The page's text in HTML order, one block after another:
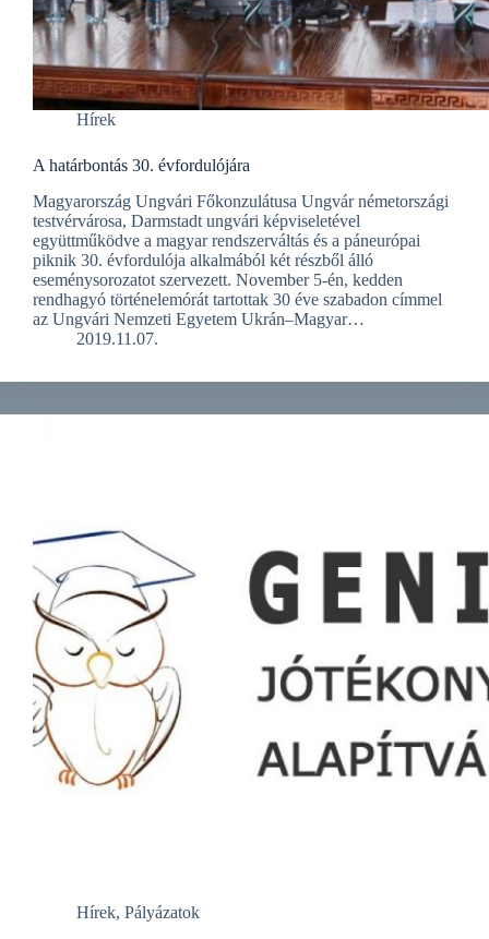
Hírek
A határbontás 30. évfordulójára
Magyarország Ungvári Főkonzulátusa Ungvár németországi
testvérvárosa, Darmstadt ungvári képviseletével
együttműködve a magyar rendszerváltás és a páneurópai
piknik 30. évfordulója alkalmából két részből álló
eseménysorozatot szervezett. November 5-én, kedden
rendhagyó történelemórát tartottak 30 éve szabadon címmel
az Ungvári Nemzeti Egyetem Ukrán–Magyar…
2019.11.07.
Hírek, Pályázatok